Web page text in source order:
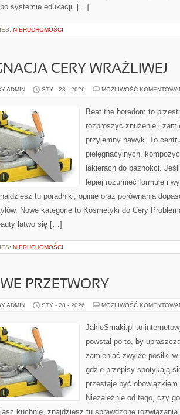
systemie edukacji. […]
NIERUCHOMOŚCI
CERY WRAŻLIWEJ
ADMIN STY - 28 - 2026 MOŻLIWOŚĆ
Beat the boredom to
rozproszyć znużenie i
przyjemny nawyk. To
pielęgnacyjnych,
lakierach do paznokci.
lepiej rozumieć formułę i
tu poradniki, opinie oraz porównania
Nowe kategorie to Kosmetyki do Cery
łatwo się […]
NIERUCHOMOŚCI
PRZETWORY
ADMIN STY - 28 - 2026 MOŻLIWOŚĆ
JakieSmaki.pl to
powstał po to, by
zamieniać zwykłe posiłki
gdzie przepisy spotykają
przestaje być
Niezależnie od tego, czy
kuchnię, znajdziesz tu sprawdzone